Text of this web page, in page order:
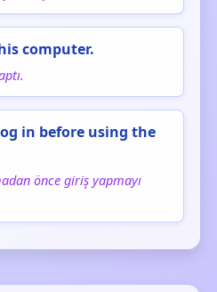
computer.
in before using the
önce giriş yapmayı